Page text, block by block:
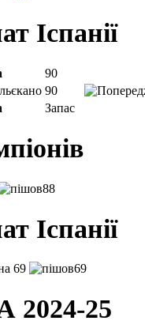
Іспанії
90
90
Запас
88
Іспанії
69 69
2024-25